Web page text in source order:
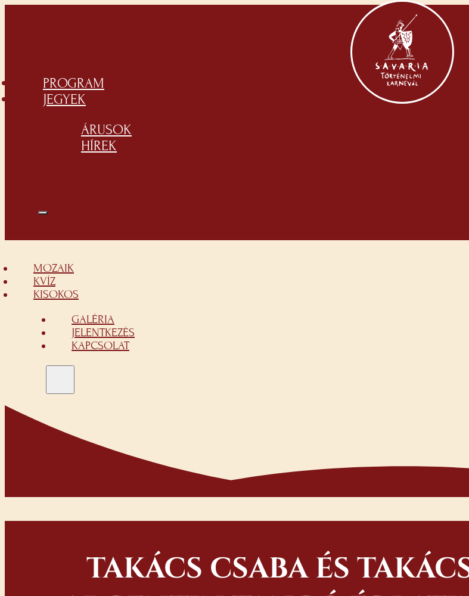
PROGRAM
JEGYEK
ÁRUSOK
HÍREK
MOZAIK
KVÍZ
KISOKOS
GALÉRIA
JELENTKEZÉS
KAPCSOLAT
TAKÁCS CSABA ÉS